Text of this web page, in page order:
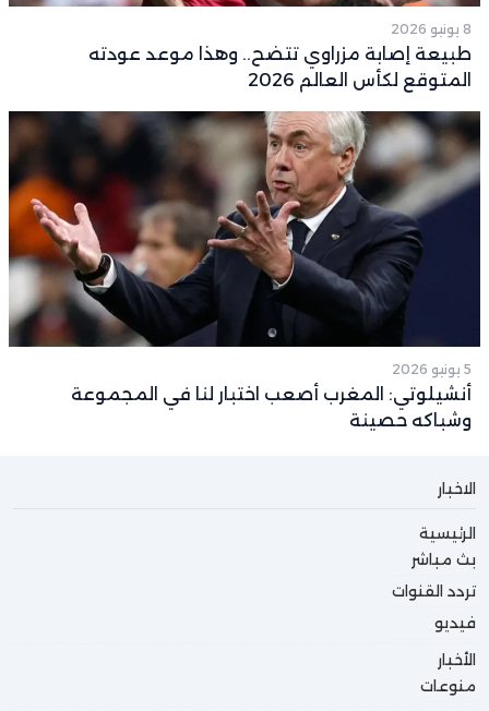
8 يونيو 2026
طبيعة إصابة مزراوي تتضح.. وهذا موعد عودته
المتوقع لكأس العالم 2026
5 يونيو 2026
أنشيلوتي: المغرب أصعب اختبار لنا في المجموعة
وشباكه حصينة
الاخبار
الرئيسية
بث مباشر
تردد القنوات
فيديو
الأخبار
منوعات